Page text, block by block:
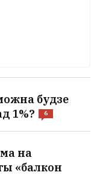
будзе
1%?
6
на
«балкон